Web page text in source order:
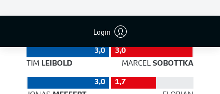
Login
EFICIÊNCIA DE PASSES
3,0
3,0
TIM LEIBOLD MARCELSOBOTTKA
3,0
1,7